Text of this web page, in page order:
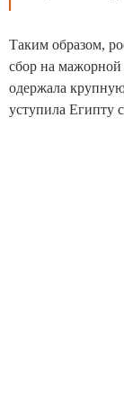
Таким образом,
сбор на мажорной
одержала
уступила Египту